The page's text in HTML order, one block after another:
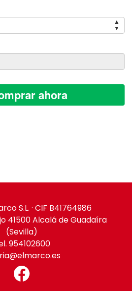
▲
▼
ahora
S.L. · CIF B41764986
41500 Alcalá de Guadaíra
(Sevilla)
954102600